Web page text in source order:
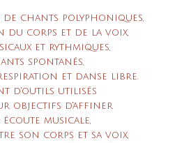
de chants polyphoniques,
du corps et de la voix,
et rythmiques,
spontanés,
et danse libre.
d'outils utilisés
objectifs d'affiner
musicale,
son corps et sa voix,